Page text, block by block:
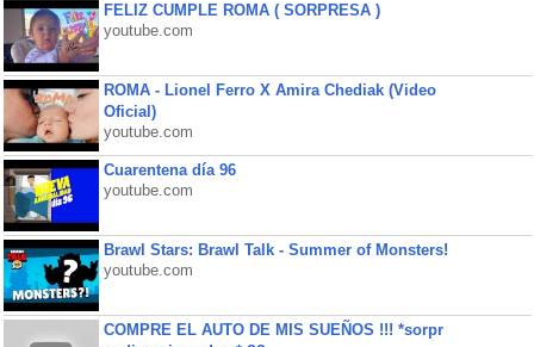
FELIZ CUMPLE ROMA ( SORPRESA )
youtube.com
ROMA - Lionel Ferro X Amira Chediak (Video
Oficial)
youtube.com
Cuarentena día 96
youtube.com
Brawl Stars: Brawl Talk - Summer of Monsters!
youtube.com
COMPRE EL AUTO DE MIS SUEÑOS !!! *sorpr